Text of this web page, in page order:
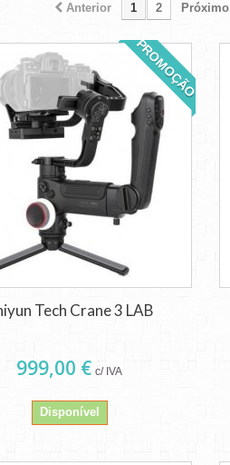
Anterior 1 2 Próximo
PROMOÇÃO
Tech Crane 3 LAB
999,00 € c/ IVA
Disponível